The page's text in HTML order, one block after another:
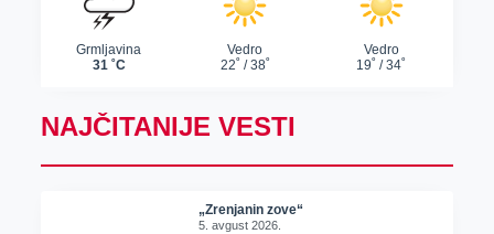
NAJČITANIJE VESTI
„Zrenjanin zove“
5. avgust 2026.